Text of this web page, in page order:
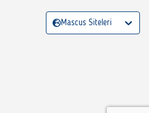
Mascus Siteleri